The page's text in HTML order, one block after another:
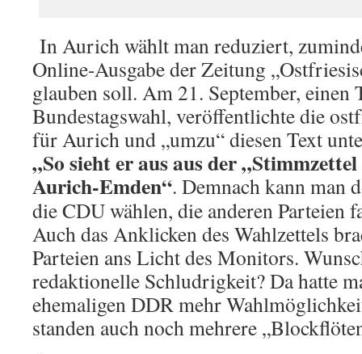
In Aurich wählt man reduziert,
Online-Ausgabe der Zeitung
glauben soll. Am 21. September, einen
Bundestagswahl, veröffentlichte die
für Aurich und „umzu“ diesen Text
„So sieht er aus aus der
Aurich-Emden“. Demnach kann man
die CDU wählen, die anderen Parteien
Auch das Anklicken des Wahlzettels
Parteien ans Licht des Monitors.
redaktionelle Schludrigkeit? Da hatte
ehemaligen DDR mehr
standen auch noch mehrere